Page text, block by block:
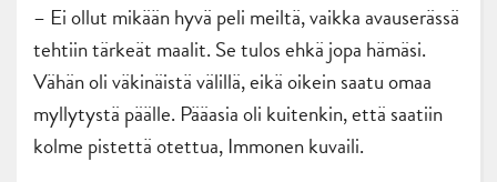
– Ei ollut mikään hyvä peli meiltä, vaikka avauserässä
tehtiin tärkeät maalit. Se tulos ehkä jopa hämäsi.
Vähän oli väkinäistä välillä, eikä oikein saatu omaa
myllytystä päälle. Pääasia oli kuitenkin, että saatiin
kolme pistettä otettua, Immonen kuvaili.